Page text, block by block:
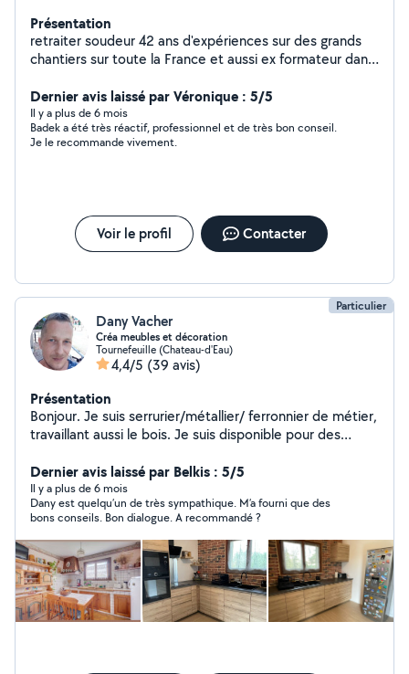
Présentation
retraiter soudeur 42 ans d'expériences sur des grands
chantiers sur toute la France et aussi ex formateur dans
ferais prestations diverses sur Aciers Inox Aluminium
Fontes réparations portails remorques agricoles benne
et engins de chantier réfections pots d échappement
Scooters Motos Autos Quad etc fabrication de
demandes contact zéro sept!! 45!!!zéro six!!!quatre vingt
dix !!! vingt quatre
Dernier avis laissé par Véronique : 5/5
Il y a plus de 6 mois
Badek a été très réactif, professionnel et de très bon conseil.
Je le recommande vivement.
Voir le profil Contacter
Particulier
Dany Vacher
Créa meubles et décoration
Tournefeuille (Chateau-d'Eau)
4,4/5 (39 avis)
Présentation
Bonjour. Je suis serrurier/métallier/ ferronnier de métier,
travaillant aussi le bois. Je suis disponible pour des
de meubles sur mesures et des décorations. Je fais
également de la petite mécanique sur les vielles
voitures (sans trop d'électronique)
Dernier avis laissé par Belkis : 5/5
Il y a plus de 6 mois
Dany est quelqu’un de très sympathique. M’a fourni que des
bons conseils. Bon dialogue. A recommandé ?